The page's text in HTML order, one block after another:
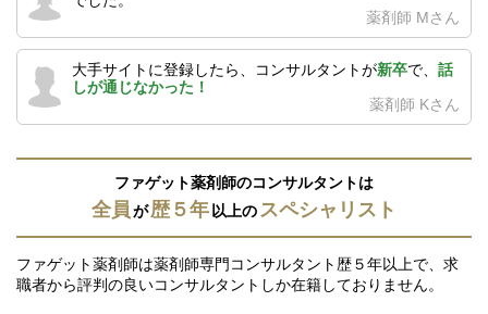
薬剤師 Mさん
大手サイトに登録したら、コンサルタントが新卒で、 話
しが通じなかった！
薬剤師 Kさん
ファゲット薬剤師のコンサルタントは
全員が歴５年以上のスペシャリスト
ファゲット薬剤師は薬剤師専門コンサルタント歴５年以上で、求
職者から評判の良いコンサルタントしか在籍しておりません。